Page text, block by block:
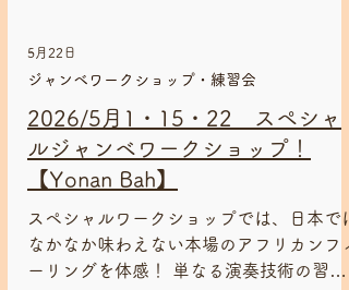
5月22日
ジャンベワークショップ・練習会
2026/5月1・15・22 スペシャ
ルジャンベワークショップ！